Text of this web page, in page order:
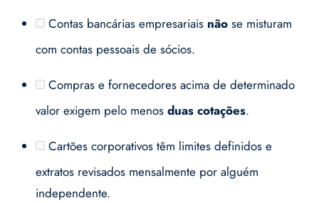
Contas bancárias empresariais não se misturam
com contas pessoais de sócios.
Compras e fornecedores acima de determinado
valor exigem pelo menos duas cotações.
Cartões corporativos têm limites definidos e
extratos revisados mensalmente por alguém
independente.